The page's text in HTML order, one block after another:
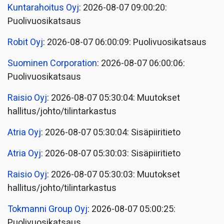
Kuntarahoitus Oyj: 2026-08-07 09:00:20:
Puolivuosikatsaus
Robit Oyj: 2026-08-07 06:00:09: Puolivuosikatsaus
Suominen Corporation: 2026-08-07 06:00:06:
Puolivuosikatsaus
Raisio Oyj: 2026-08-07 05:30:04: Muutokset
hallitus/johto/tilintarkastus
Atria Oyj: 2026-08-07 05:30:04: Sisäpiiritieto
Atria Oyj: 2026-08-07 05:30:03: Sisäpiiritieto
Raisio Oyj: 2026-08-07 05:30:03: Muutokset
hallitus/johto/tilintarkastus
Tokmanni Group Oyj: 2026-08-07 05:00:25: